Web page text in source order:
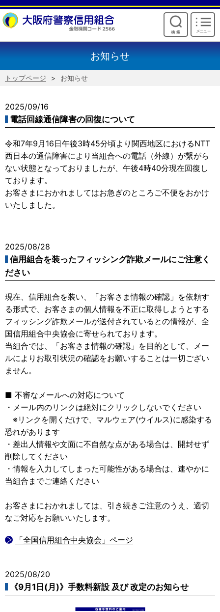
けいしんからのお願い
お知らせ
トップページ お知らせ
2025/09/16
電話回線通信障害の回復について
令和7年9月16日午後3時45分頃より関西地区におけるNTT
西日本の通信障害により当組合への電話（外線）が繋がら
ない状態となっておりましたが、午後4時40分現在回復し
ております。
お客さまにおかれましてはお急ぎのところご不便をおかけ
いたしました。
2025/08/28
信用組合を装ったフィッシング詐欺メールにご注意く
ださい
現在、信用組合を装い、「お客さま情報の確認」を依頼す
る形式で、お客さまの個人情報を不正に取得しようとする
フィッシング詐欺メールが送付されているとの情報が、全
国信用組合中央協会に寄せられております。
当組合では、「お客さま情報の確認」を目的として、メー
ルによりお取引状況の確認をお願いすることは一切ござい
ません。
■ 不審なメールへの対応について
・メール内のリンクは絶対にクリックしないでください
※リンクを開くだけで、マルウェア(ウイルス)に感染する
恐れがあります
・差出人情報や文面に不自然な点がある場合は、開封せず
削除してください
・情報を入力してしまった可能性がある場合は、速やかに
当組合までご連絡ください
お客さまにおかれましては、引き続きご注意のうえ、適切
なご対応をお願いいたします。
「全国信用組合中央協会」ページ
2025/08/20
《9月1日(月)》手数料新設 及び 改定のお知らせ